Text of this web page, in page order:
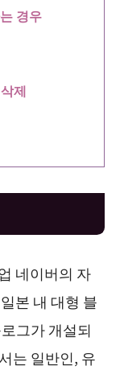
경우
제
네이버의 자
본 내 대형 블
그가 개설되
는 일반인, 유